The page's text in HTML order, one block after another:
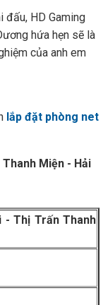
đấu, HD Gaming
hứa hẹn sẽ là
của anh em
lắp đặt phòng net
Miện - Hải
- Thị Trấn Thanh